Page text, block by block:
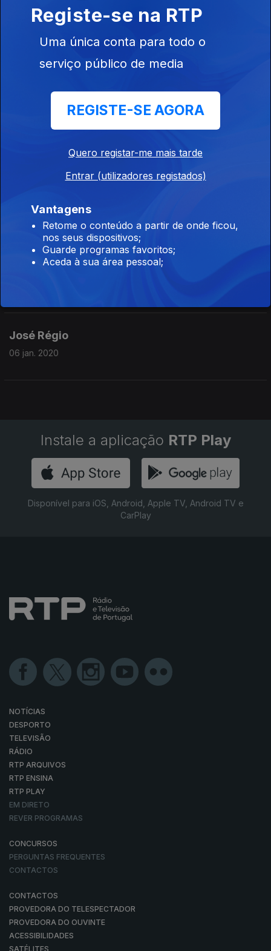
10 fev. 2020
Antero de Quental
Jaime Cortesão
Irene Lisboa
José Régio
06 jan. 2020
Instale a aplicação RTP Play
Disponível para iOS, Android, Apple TV, Android TV e
CarPlay
NOTÍCIAS
DESPORTO
TELEVISÃO
RÁDIO
RTP ARQUIVOS
RTP ENSINA
RTP PLAY
EM DIRETO
REVER PROGRAMAS
CONCURSOS
PERGUNTAS FREQUENTES
CONTACTOS
CONTACTOS
PROVEDORA DO TELESPECTADOR
PROVEDORA DO OUVINTE
ACESSIBILIDADES
SATÉLITES
Registe-se na RTP
Uma única conta para todo o
serviço público de media
REGISTE-SE AGORA
Quero registar-me mais tarde
Entrar (utilizadores registados)
Vantagens
Retome o conteúdo a partir de onde ficou,
nos seus dispositivos;
Guarde programas favoritos;
Aceda à sua área pessoal;